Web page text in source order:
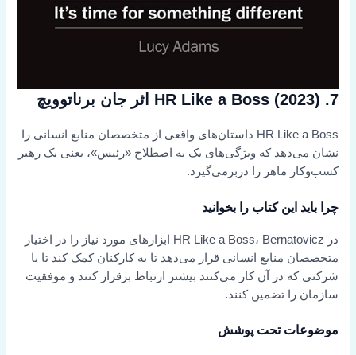
7. HR Like a Boss (2023) اثر جان برناتوویچ
HR Like a Boss داستان‌های واقعی از متخصصان منابع انسانی را
نشان می‌دهد که ویژگی‌های یک به اصطلاح «رئیس»، یعنی یک رهبر
کسب‌وکار ماهر را دربرمی‌گیرد.
چرا باید این کتاب را بخوانید
در HR Like a Boss، Bernatovicz ابزارهای مورد نیاز را در اختیار
متخصصان منابع انسانی قرار می‌دهد تا به کارکنان کمک کند تا با
شرکتی که در آن کار می‌کنند بیشتر ارتباط برقرار کنند و موفقیت
سازمان را تضمین کنند.
موضوعات تحت پوشش